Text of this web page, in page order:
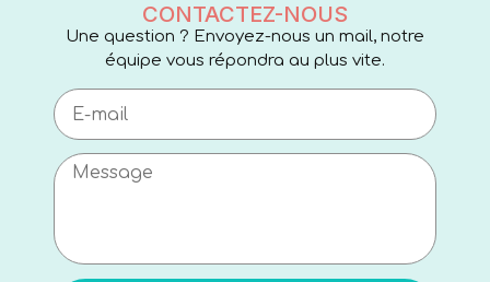
CONTACTEZ-NOUS
Une question ? Envoyez-nous un mail, notre
équipe vous répondra au plus vite.